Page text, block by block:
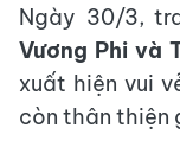
Ngày 30/3,
Vương Phi và
xuất hiện vui
còn thân thiện